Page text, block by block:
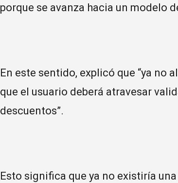
porque se avanza hacia un modelo
En este sentido, explicó que “ya no
que el usuario deberá atravesar
descuentos”.
Esto significa que ya no existiría